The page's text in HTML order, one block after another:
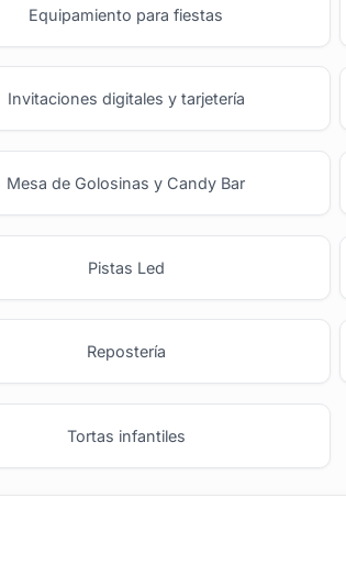
Equipamiento para fiestas
Invitaciones digitales y tarjetería
Mesa de Golosinas y Candy Bar
Pistas Led
Repostería
Tortas infantiles